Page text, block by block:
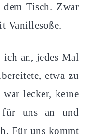
dem Tisch. Zwar
Vanillesoße.
an, jedes Mal
etwa zu
war lecker, keine
für uns an und
Für uns kommt